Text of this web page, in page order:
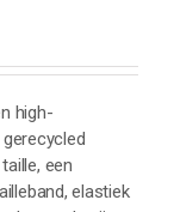
high-
een
elastiek